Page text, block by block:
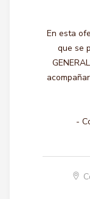
En esta
que se
-